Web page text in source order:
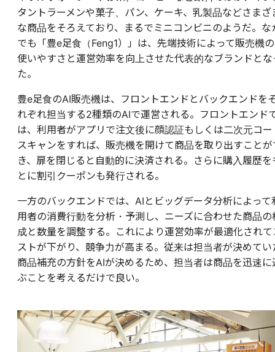
タントラーメンや菓子、パン、ケーキ、乳製品などさまざ
な商品をそろえており、まるでミニコンビニのようだ。な
でも「豊e足食（Feng1）」は、先端技術によって販売機の
使いやすさと運営効率を向上させた代表的なブランドとな
た。
豊e足食のAI販売機は、フロントエンドとバックエンドを
れぞれ担当する2種類のAIで運営される。フロントエンド
は、利用者がアプリで注文後に顔認証もしくは二次元コー
スキャンをすれば、販売機を開けて商品を取り出すことが
き、扉を閉じると自動的に決済される。さらに購入履歴を
とに割引クーポンも発行される。
一方のバックエンドでは、AIとビッグデータ分析によって
用者の消費行動を分析・予測し、ニーズに合わせた商品の
成と数量を調整する。これにより運営効率が最適化されて
ストが下がり、競争力が高まる。従来は担当者が決めてい
商品補充の方針をAIが決めるため、担当者は商品を迅速に
ぶことを考えるだけで良い。